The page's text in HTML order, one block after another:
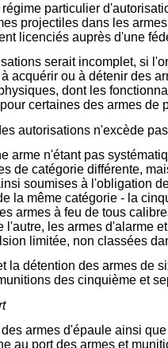
particulier
projectiles dans les
licenciés auprès d'une
serait incomplet, si
acquérir ou à détenir des
dont les
certaines des armes de
autorisations n'excède
arme n'étant pas
de catégorie différente,
soumises à l'obligation
la même catégorie - la
armes à feu de tous
l'autre, les armes d'alarme
limitée, non classées
la détention des armes de
des cinquième et
des armes d'épaule ainsi
au port des armes et